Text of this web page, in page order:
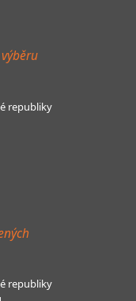
republiky
republiky